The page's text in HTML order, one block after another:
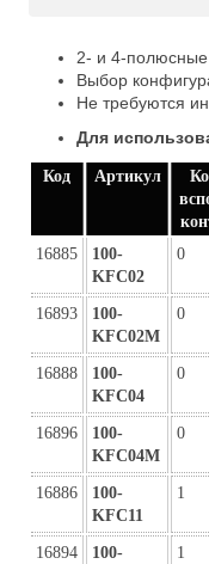
2- и 4-полюсные
Выбор
Не требуются
Для
Код Артикул
16885
100-
KFC02
0
16893
100-
KFC02M
0
16888
100-
KFC04
0
16896
100-
KFC04M
0
16886
100-
KFC11
1
16894
100-
1